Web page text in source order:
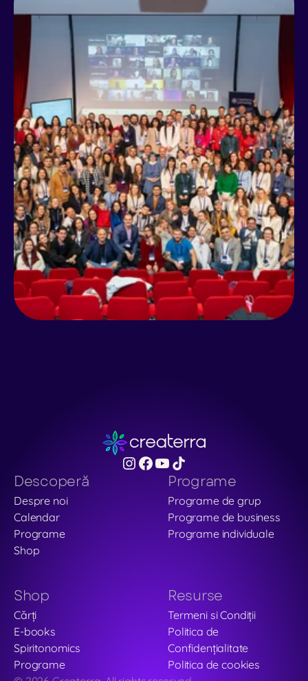
Descoperă
Despre noi
Calendar
Programe
Shop
Programe
Programe de grup
Programe de business
Programe individuale
Shop
Cărți
E-books
Spiritonomics
Programe
Resurse
Termeni si Condiții
Politica de
Confidențialitate
Politica de cookies